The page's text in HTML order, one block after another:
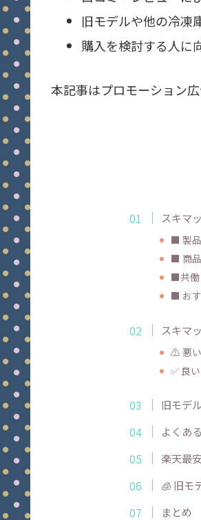
旧モデルや他の冷凍
購入を検討する人に
本記事はプロモーション
スキマ
■ 製
■ 商
■共働
■ お
スキマ
⚠ 悪い
✅ 良
旧モデ
よくあ
楽天最
🧊 旧モ
まとめ